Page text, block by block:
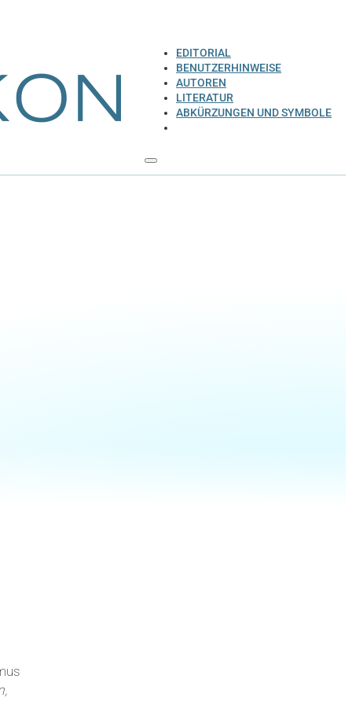
EDITORIAL
BENUTZERHINWEISE
AUTOREN
LITERATUR
ABKÜRZUNGEN UND SYMBOLE